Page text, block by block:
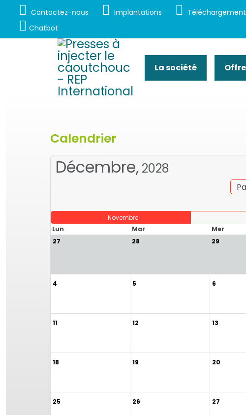
Contactez-nous Implantations
Chatbot
La société
Calendrier
Décembre, 2028
Novembre
Lun
Mar Mer
27
28 29
4 5 6
11 12 13
18 19 20
25 26 27